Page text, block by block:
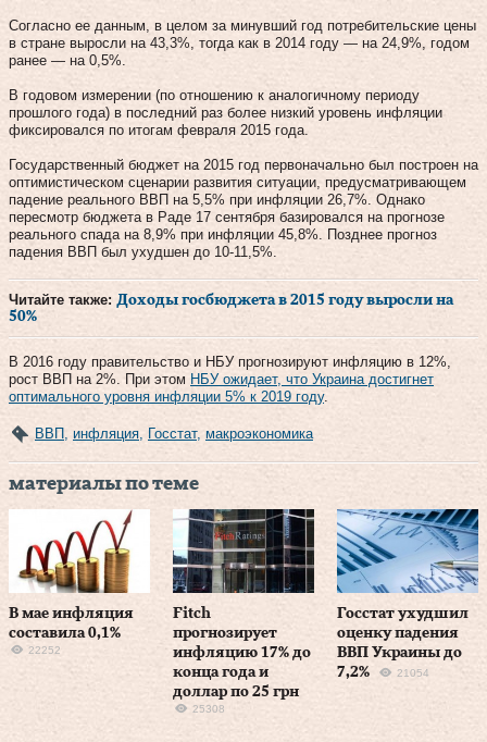
Согласно ее данным, в целом за минувший год потребительские цены
в стране выросли на 43,3%, тогда как в 2014 году — на 24,9%, годом
ранее — на 0,5%.
В годовом измерении (по отношению к аналогичному периоду
прошлого года) в последний раз более низкий уровень инфляции
фиксировался по итогам февраля 2015 года.
Государственный бюджет на 2015 год первоначально был построен на
оптимистическом сценарии развития ситуации, предусматривающем
падение реального ВВП на 5,5% при инфляции 26,7%. Однако
пересмотр бюджета в Раде 17 сентября базировался на прогнозе
реального спада на 8,9% при инфляции 45,8%. Позднее прогноз
падения ВВП был ухудшен до 10-11,5%.
Читайте также: Доходы госбюджета в 2015 году выросли на
50%
В 2016 году правительство и НБУ прогнозируют инфляцию в 12%,
рост ВВП на 2%. При этом НБУ ожидает, что Украина достигнет
оптимального уровня инфляции 5% к 2019 году.
ВВП инфляция Госстат, макроэкономика
материалы по теме
В мае инфляция
составила 0,1%
22252
Fitch
прогнозирует
инфляцию 17% до
конца года и
доллар по 25 грн
25308
Госстат ухудшил
оценку падения
ВВП Украины до
7,2%
21054